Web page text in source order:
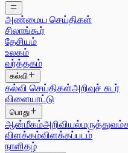
அண்மைய செய்திகள்
சிலாங்கூர்
தேசியம்
உலகம்
வர்த்தகம்
கல்வி
கல்வி செய்திகள்அறிவுச் சுடர்
விளையாட்டு
பொது
ஆன்மீகம்அறிவியல்மருத்துவம்
விளக்கம்விளக்கப்படம்
நாளிதழ்